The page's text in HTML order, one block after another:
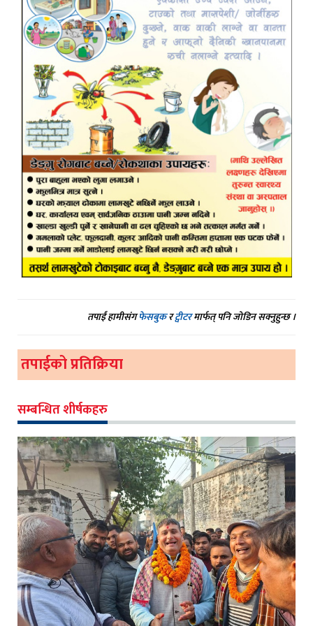
तपाईं हामीसंगफेसबुकरट्वीटरमार्फत् पनि जोडिन सक्नुहुन्छ ।
तपाईको प्रतिक्रिया
सम्बन्धित शीर्षकहरु